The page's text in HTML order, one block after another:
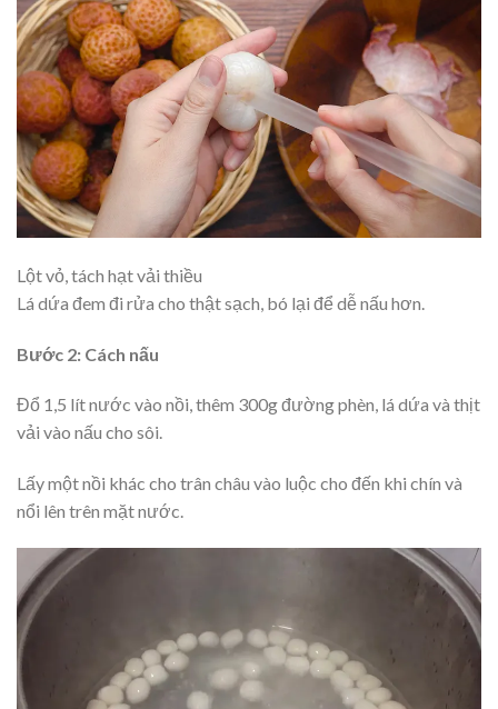
Lột vỏ, tách hạt vải thiều
Lá dứa đem đi rửa cho thật sạch, bó lại để dễ nấu hơn.
Bước 2: Cách nấu
Đổ 1,5 lít nước vào nồi, thêm 300g đường phèn, lá dứa và thịt
vải vào nấu cho sôi.
Lấy một nồi khác cho trân châu vào luộc cho đến khi chín và
nổi lên trên mặt nước.